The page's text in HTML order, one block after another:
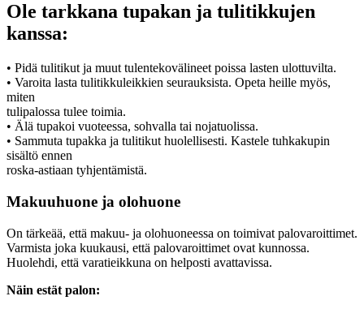
Ole tarkkana tupakan ja tulitikkujen
kanssa:
• Pidä tulitikut ja muut tulentekovälineet poissa lasten ulottuvilta.
• Varoita lasta tulitikkuleikkien seurauksista. Opeta heille myös,
miten
tulipalossa tulee toimia.
• Älä tupakoi vuoteessa, sohvalla tai nojatuolissa.
• Sammuta tupakka ja tulitikut huolellisesti. Kastele tuhkakupin
sisältö ennen
roska-astiaan tyhjentämistä.
Makuuhuone ja olohuone
On tärkeää, että makuu- ja olohuoneessa on toimivat palovaroittimet.
Varmista joka kuukausi, että palovaroittimet ovat kunnossa.
Huolehdi, että varatieikkuna on helposti avattavissa.
Näin estät palon: